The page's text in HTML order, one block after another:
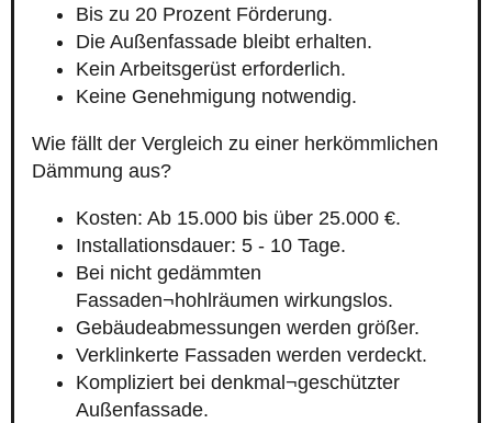
Bis zu 20 Prozent Förderung.
Die Außenfassade bleibt erhalten.
Kein Arbeitsgerüst erforderlich.
Keine Genehmigung notwendig.
Wie fällt der Vergleich zu einer herkömmlichen
Dämmung aus?
Kosten: Ab 15.000 bis über 25.000 €.
Installationsdauer: 5 - 10 Tage.
Bei nicht gedämmten
Fassaden¬hohlräumen wirkungslos.
Gebäudeabmessungen werden größer.
Verklinkerte Fassaden werden verdeckt.
Kompliziert bei denkmal¬geschützter
Außenfassade.